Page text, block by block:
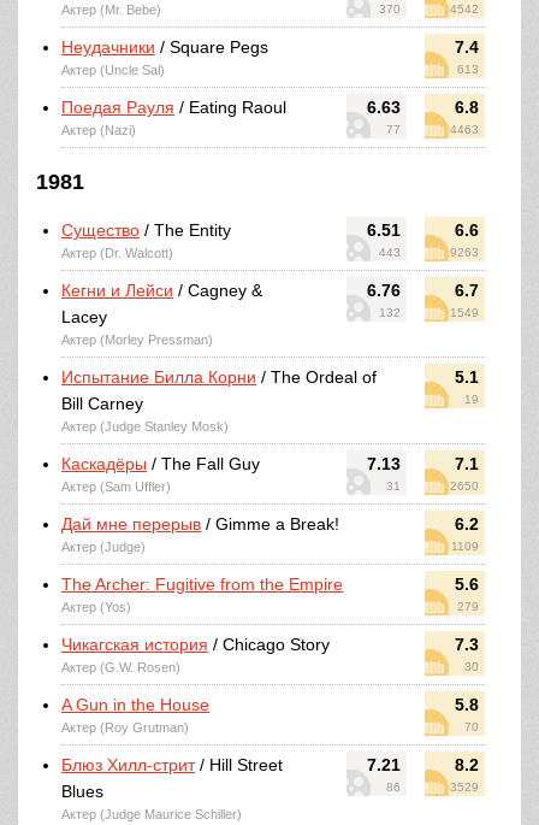
370 4542
Актер (Mr. Bebe)
7.4
613
Неудачники / Square Pegs
Актер (Uncle Sal)
6.63
77
6.8
4463
Поедая Рауля / Eating Raoul
Актер (Nazi)
1981
6.51
443
6.6
9263
Существо / The Entity
Актер (Dr. Walcott)
6.76
132
6.7
1549
Кегни и Лейси / Cagney &
Lacey
Актер (Morley Pressman)
5.1
19
Испытание Билла Корни / The Ordeal of
Bill Carney
Актер (Judge Stanley Mosk)
7.13
31
7.1
2650
Каскадёры / The Fall Guy
Актер (Sam Uffler)
6.2
1109
Дай мне перерыв / Gimme a Break!
Актер (Judge)
5.6
279
The Archer: Fugitive from the Empire
Актер (Yos)
7.3
30
Чикагская история / Chicago Story
Актер (G.W. Rosen)
5.8
70
A Gun in the House
Актер (Roy Grutman)
7.21
86
8.2
3529
Блюз Хилл-стрит/ Hill Street
Blues
Актер (Judge Maurice Schiller)